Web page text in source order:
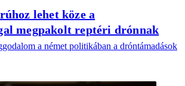
lehet köze a
megpakolt reptéri drónnak
a német politikában a dróntámadások